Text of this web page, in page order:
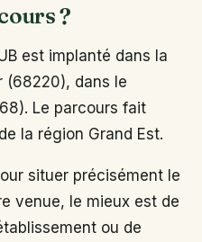
?
est implanté dans la
(68220), dans le
Le parcours fait
la région Grand Est.
situer précisément le
venue, le mieux est de
ou de